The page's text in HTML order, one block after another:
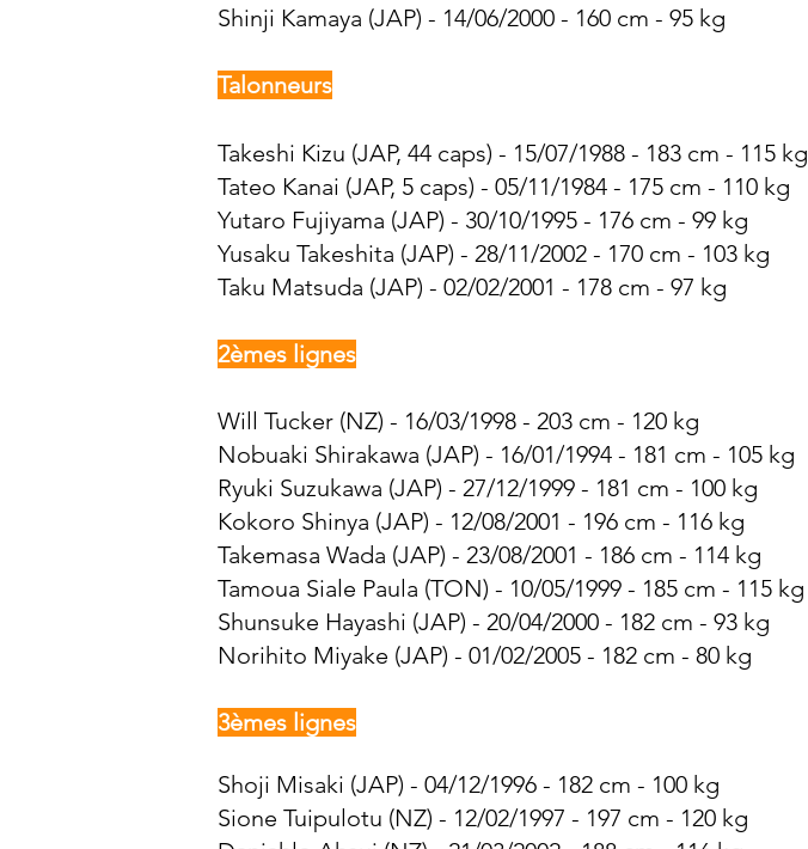
Shinji Kamaya (JAP) - 14/06/2000 - 160 cm - 95 kg
Talonneurs
Takeshi Kizu (JAP, 44 caps) - 15/07/1988 - 183 cm - 115 kg
Tateo Kanai (JAP, 5 caps) - 05/11/1984 - 175 cm - 110 kg
Yutaro Fujiyama (JAP) - 30/10/1995 - 176 cm - 99 kg
Yusaku Takeshita (JAP) - 28/11/2002 - 170 cm - 103 kg
Taku Matsuda (JAP) - 02/02/2001 - 178 cm - 97 kg
2èmes lignes
Will Tucker (NZ) - 16/03/1998 - 203 cm - 120 kg
Nobuaki Shirakawa (JAP) - 16/01/1994 - 181 cm - 105 kg
Ryuki Suzukawa (JAP) - 27/12/1999 - 181 cm - 100 kg
Kokoro Shinya (JAP) - 12/08/2001 - 196 cm - 116 kg
Takemasa Wada (JAP) - 23/08/2001 - 186 cm - 114 kg
Tamoua Siale Paula (TON) - 10/05/1999 - 185 cm - 115 kg
Shunsuke Hayashi (JAP) - 20/04/2000 - 182 cm - 93 kg
Norihito Miyake (JAP) - 01/02/2005 - 182 cm - 80 kg
3èmes lignes
Shoji Misaki (JAP) - 04/12/1996 - 182 cm - 100 kg
Sione Tuipulotu (NZ) - 12/02/1997 - 197 cm - 120 kg